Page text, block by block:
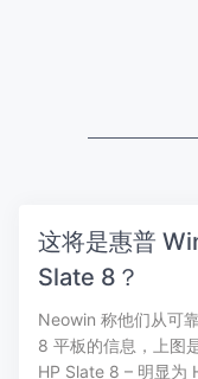
这将是惠普
Slate 8？
Neowin 称他们从可
8 平板的信息，上图
HP Slate 8 – 明显为